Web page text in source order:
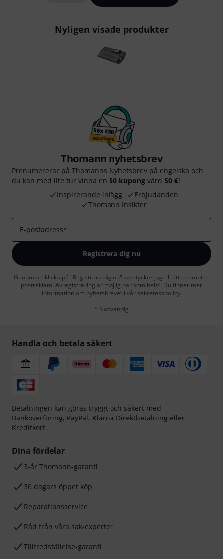
Nyligen visade produkter
Thomann nyhetsbrev
Prenumererar på Thomanns Nyhetsbrev på engelska och
du kan med lite tur vinna en 50 kupong värd 50 €!
Inspirerande inlägg
Erbjudanden
Thomann Insikter
E-postadress*
Registrera dig nu
Genom att klicka på "Registrera dig nu" samtycker jag till att ta emot e-
postreklam. Avregistrering är möjlig när som helst. Du finner mer
information om nyhetsbrevet i vår sekretesspolicy.
* Nödvändig
Handla och betala säkert
Betalningen kan göras tryggt och säkert med
Banköverföring, PayPal, Klarna Direktbetalning eller
Kreditkort.
Dina fördelar
3-år Thomann-garanti
30 dagars öppet köp
Reparationsservice
Råd från våra sak-experter
Tillfredställelse-garanti